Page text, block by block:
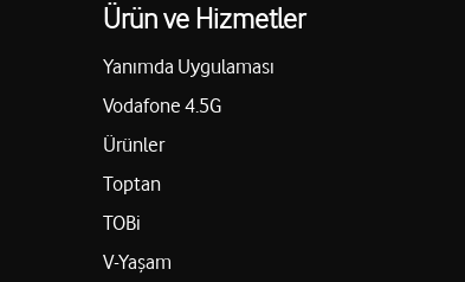
Ürün ve Hizmetler
Yanımda Uygulaması
Vodafone 4.5G
Ürünler
Toptan
TOBi
V-Yaşam